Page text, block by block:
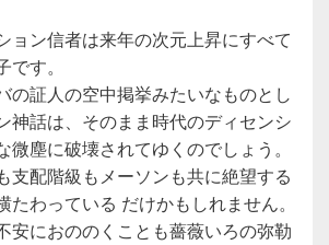
ョン信者は来年の次元上昇にすべて
す。
の証人の空中掲挙みたいなものとし
神話は、そのまま時代のディセンシ
微塵に破壊されてゆくのでしょう。
支配階級もメーソンも共に絶望する
たわっている だけかもしれません。
安におののくことも薔薇いろの弥勒